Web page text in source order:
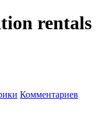
rentals
Комментариев